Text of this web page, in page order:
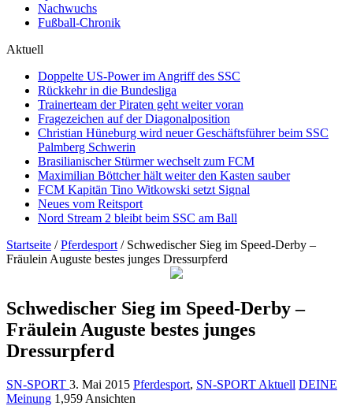
Nachwuchs
Fußball-Chronik
Aktuell
Doppelte US-Power im Angriff des SSC
Rückkehr in die Bundesliga
Trainerteam der Piraten geht weiter voran
Fragezeichen auf der Diagonalposition
Christian Hüneburg wird neuer Geschäftsführer beim SSC
Palmberg Schwerin
Brasilianischer Stürmer wechselt zum FCM
Maximilian Böttcher hält weiter den Kasten sauber
FCM Kapitän Tino Witkowski setzt Signal
Neues vom Reitsport
Nord Stream 2 bleibt beim SSC am Ball
Startseite / Pferdesport / Schwedischer Sieg im Speed-Derby –
Fräulein Auguste bestes junges Dressurpferd
Schwedischer Sieg im Speed-Derby –
Fräulein Auguste bestes junges
Dressurpferd
SN-SPORT 3. Mai 2015 Pferdesport, SN-SPORT Aktuell DEINE
Meinung 1,959 Ansichten